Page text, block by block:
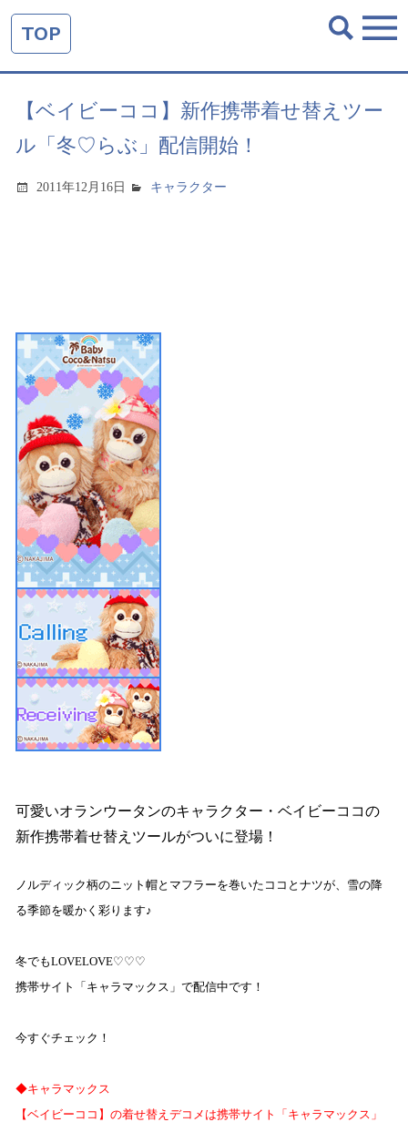
TOP
【ベイビーココ】新作携帯着せ替えツー
ル「冬♡らぶ」配信開始！
2011年12月16日 キャラクター
可愛いオランウータンのキャラクター・ベイビーココの
新作携帯着せ替えツールがついに登場！
ノルディック柄のニット帽とマフラーを巻いたココとナツが、雪の降
る季節を暖かく彩ります♪
冬でもLOVELOVE♡♡♡
携帯サイト「キャラマックス」で配信中です！
今すぐチェック！
◆キャラマックス
【ベイビーココ】の着せ替えデコメは携帯サイト「キャラマックス」